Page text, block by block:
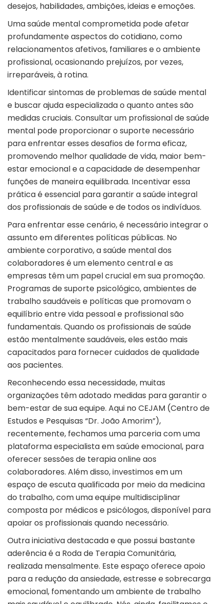
desejos, habilidades, ambições, ideias e emoções.
Uma saúde mental comprometida pode afetar
profundamente aspectos do cotidiano, como
relacionamentos afetivos, familiares e o ambiente
profissional, ocasionando prejuízos, por vezes,
irreparáveis, à rotina.
Identificar sintomas de problemas de saúde mental
e buscar ajuda especializada o quanto antes são
medidas cruciais. Consultar um profissional de saúde
mental pode proporcionar o suporte necessário
para enfrentar esses desafios de forma eficaz,
promovendo melhor qualidade de vida, maior bem-
estar emocional e a capacidade de desempenhar
funções de maneira equilibrada. Incentivar essa
prática é essencial para garantir a saúde integral
dos profissionais de saúde e de todos os indivíduos.
Para enfrentar esse cenário, é necessário integrar o
assunto em diferentes políticas públicas. No
ambiente corporativo, a saúde mental dos
colaboradores é um elemento central e as
empresas têm um papel crucial em sua promoção.
Programas de suporte psicológico, ambientes de
trabalho saudáveis e políticas que promovam o
equilíbrio entre vida pessoal e profissional são
fundamentais. Quando os profissionais de saúde
estão mentalmente saudáveis, eles estão mais
capacitados para fornecer cuidados de qualidade
aos pacientes.
Reconhecendo essa necessidade, muitas
organizações têm adotado medidas para garantir o
bem-estar de sua equipe. Aqui no CEJAM (Centro de
Estudos e Pesquisas “Dr. João Amorim”),
recentemente, fechamos uma parceria com uma
plataforma especialista em saúde emocional, para
oferecer sessões de terapia online aos
colaboradores. Além disso, investimos em um
espaço de escuta qualificada por meio da medicina
do trabalho, com uma equipe multidisciplinar
composta por médicos e psicólogos, disponível para
apoiar os profissionais quando necessário.
Outra iniciativa destacada e que possui bastante
aderência é a Roda de Terapia Comunitária,
realizada mensalmente. Este espaço oferece apoio
para a redução da ansiedade, estresse e sobrecarga
emocional, fomentando um ambiente de trabalho